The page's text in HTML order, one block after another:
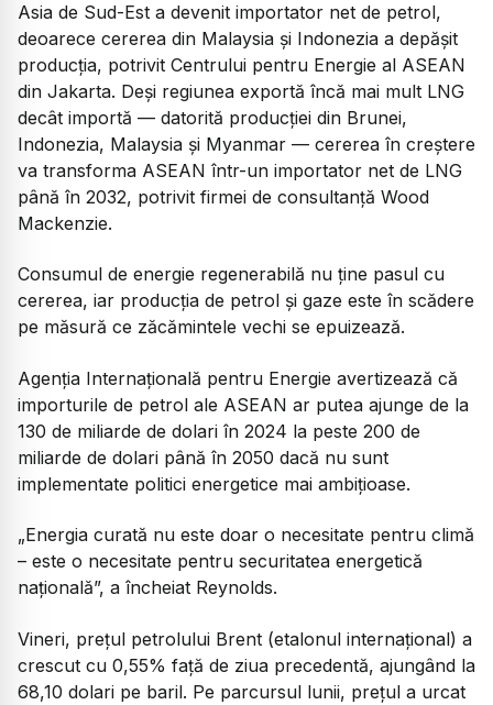
Asia de Sud-Est a devenit importator net de petrol,
deoarece cererea din Malaysia și Indonezia a depășit
producția, potrivit Centrului pentru Energie al ASEAN
din Jakarta. Deși regiunea exportă încă mai mult LNG
decât importă — datorită producției din Brunei,
Indonezia, Malaysia și Myanmar — cererea în creștere
va transforma ASEAN într-un importator net de LNG
până în 2032, potrivit firmei de consultanță Wood
Mackenzie.
Consumul de energie regenerabilă nu ține pasul cu
cererea, iar producția de petrol și gaze este în scădere
pe măsură ce zăcămintele vechi se epuizează.
Agenția Internațională pentru Energie avertizează că
importurile de petrol ale ASEAN ar putea ajunge de la
130 de miliarde de dolari în 2024 la peste 200 de
miliarde de dolari până în 2050 dacă nu sunt
implementate politici energetice mai ambițioase.
„Energia curată nu este doar o necesitate pentru climă
– este o necesitate pentru securitatea energetică
națională”, a încheiat Reynolds.
Vineri, prețul petrolului Brent (etalonul internațional) a
crescut cu 0,55% față de ziua precedentă, ajungând la
68,10 dolari pe baril. Pe parcursul lunii, prețul a urcat